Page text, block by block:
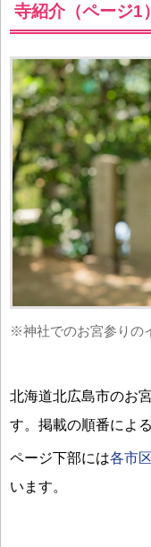
寺紹介（ページ1）
※神社でのお宮参りの
北海道北広島市のお
す。掲載の順番によ
ページ下部には各市
います。